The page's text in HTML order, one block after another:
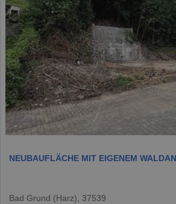
NEUBAUFLÄCHE MIT EIGENEM
Bad Grund (Harz), 37539